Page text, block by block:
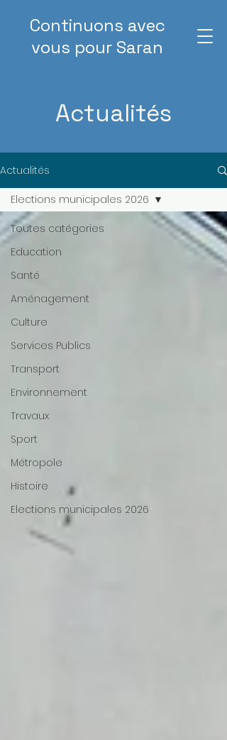
Continuons avec
vous pour Saran
Actualités
Actualités
Toutes catégories
Education
Santé
Aménagement
Culture
Services Publics
Transport
Environnement
Travaux
Sport
Métropole
Histoire
Elections municipales 2026
Elections municipales 2026